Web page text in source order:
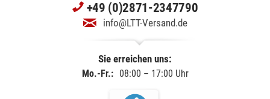
+49 (0)2871-2347790
info@LTT-Versand.de
Sie erreichen uns:
Mo.-Fr.: 08:00 – 17:00 Uhr